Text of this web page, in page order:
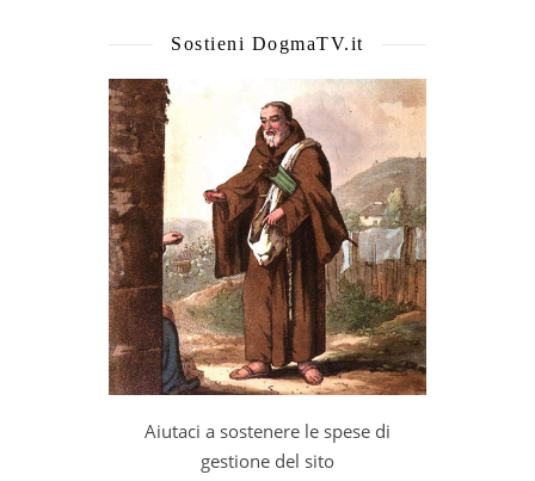
Sostieni DogmaTV.it
Aiutaci a sostenere le spese di
gestione del sito